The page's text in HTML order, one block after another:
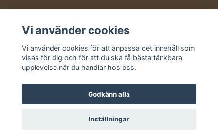
Sociala medier
© 2026 Takprofiler.se
Vi använder cookies
Vi använder cookies för att anpassa det innehåll som
visas för dig och för att du ska få bästa tänkbara
upplevelse när du handlar hos oss.
Godkänn alla
Inställningar